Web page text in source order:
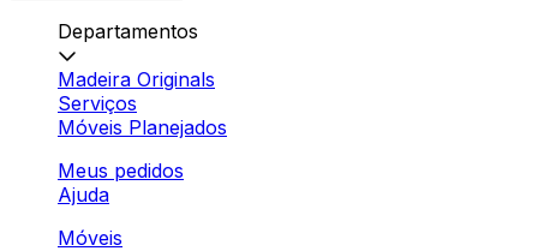
Departamentos
Madeira Originals
Serviços
Móveis Planejados
Meus pedidos
Ajuda
Móveis